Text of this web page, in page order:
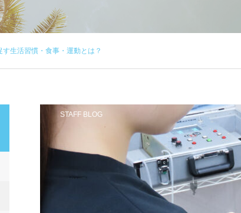
す生活習慣・食事・運動とは？
STAFF BLOG